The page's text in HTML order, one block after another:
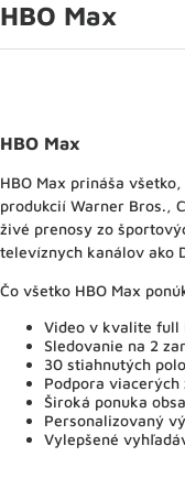
HBO Max
HBO Max
HBO Max prináša
produkcií Warner Bros.,
živé prenosy zo
televíznych kanálov ako
Čo všetko HBO Max
Video v kvalite full
Sledovanie na 2
30 stiahnutých
Podpora viacerých
Široká ponuka
Personalizovaný
Vylepšené